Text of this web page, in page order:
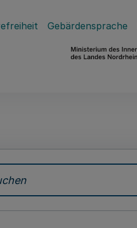
Gebärdensprache